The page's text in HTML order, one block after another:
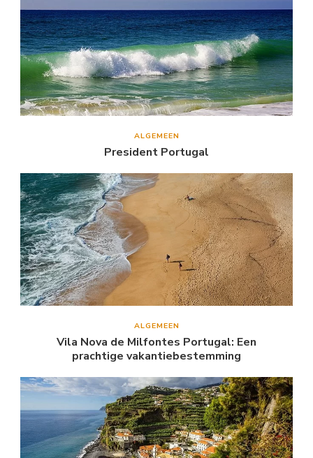
ALGEMEEN
President Portugal
ALGEMEEN
Vila Nova de Milfontes Portugal: Een
prachtige vakantiebestemming